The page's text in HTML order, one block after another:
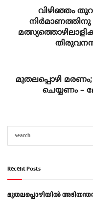
വിഴിഞ്ഞം
നിർമാണത്തിനു
മുതലപ്പൊഴി മരണം;
ചെയ്യണം –
Recent Posts
മുതലപ്പൊഴിയിൽ